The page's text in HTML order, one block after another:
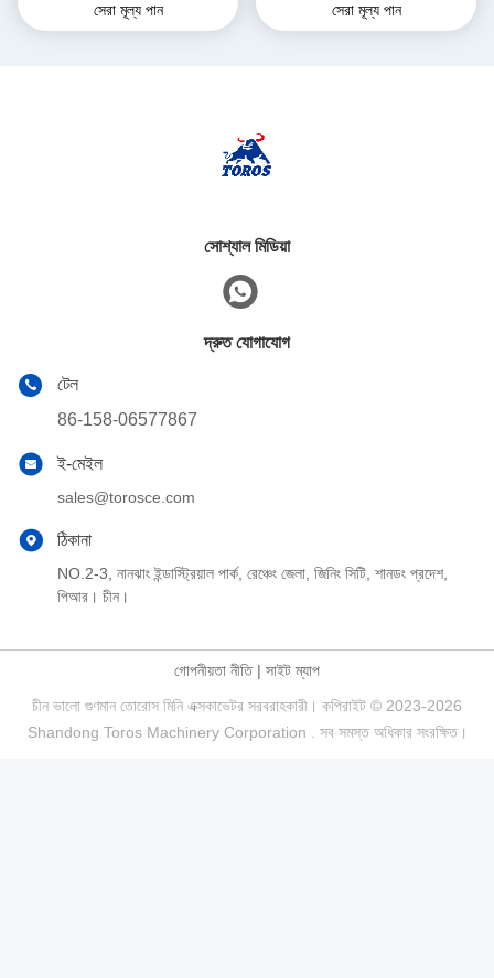
জন্য
সেরা মূল্য পান
সেরা মূল্য পান
সোশ্যাল মিডিয়া
দ্রুত যোগাযোগ
টেল
86-158-06577867
ই-মেইল
sales@torosce.com
ঠিকানা
NO.2-3, নানঝাং ইন্ডাস্ট্রিয়াল পার্ক, রেঞ্চেং জেলা, জিনিং সিটি, শানডং প্রদেশ,
পিআর। চীন।
গোপনীয়তা নীতি| সাইট ম্যাপ
চীন ভালো গুণমান তোরোস মিনি এক্সকাভেটর সরবরাহকারী। কপিরাইট © 2023-2026
Shandong Toros Machinery Corporation . সব সমস্ত অধিকার সংরক্ষিত।